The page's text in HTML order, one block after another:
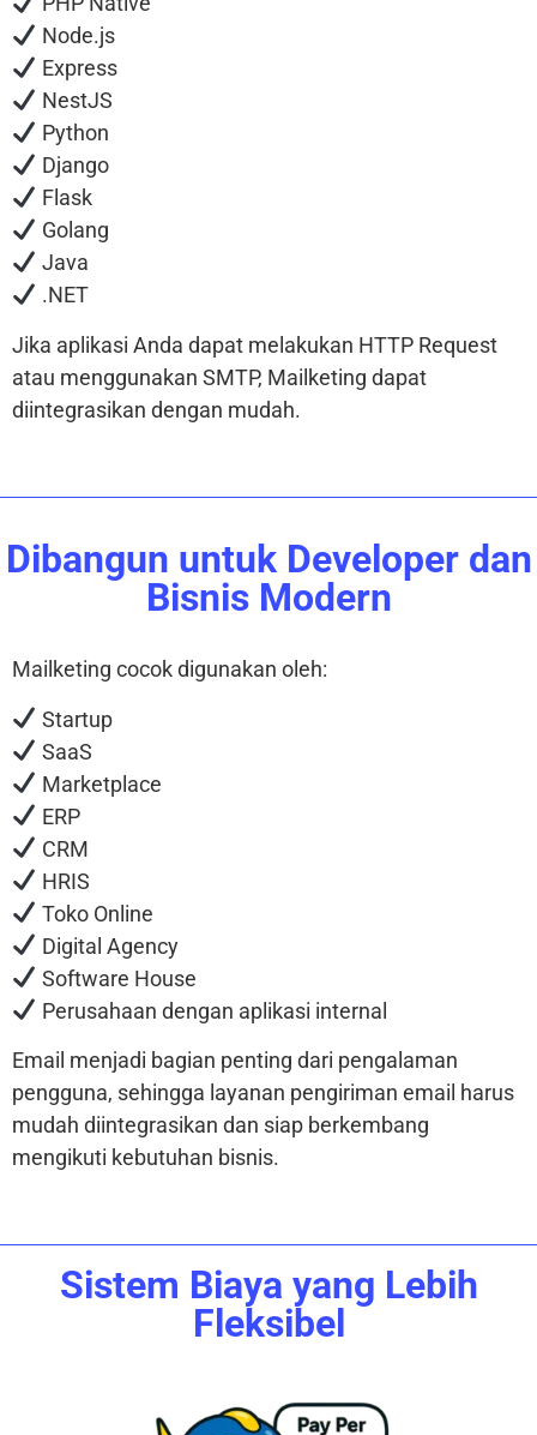
Node.js
Express
NestJS
Python
Django
Flask
Golang
Java
.NET
Jika aplikasi Anda dapat melakukan HTTP Request
atau menggunakan SMTP, Mailketing dapat
diintegrasikan dengan mudah.
Dibangun untuk Developer dan
Bisnis Modern
Mailketing cocok digunakan oleh:
Startup
SaaS
Marketplace
ERP
CRM
HRIS
Toko Online
Digital Agency
Software House
Perusahaan dengan aplikasi internal
Email menjadi bagian penting dari pengalaman
pengguna, sehingga layanan pengiriman email harus
mudah diintegrasikan dan siap berkembang
mengikuti kebutuhan bisnis.
Sistem Biaya yang Lebih
Fleksibel